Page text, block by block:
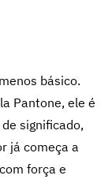
básico.
Pantone, ele é
significado,
já começa a
força e